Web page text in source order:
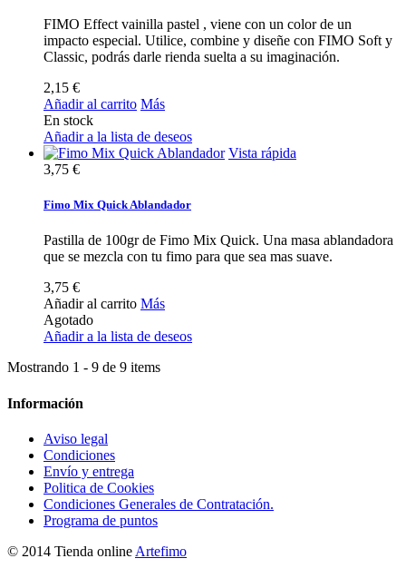
FIMO Effect vainilla pastel , viene con un color de un
impacto especial. Utilice, combine y diseñe con FIMO Soft y
Classic, podrás darle rienda suelta a su imaginación.
2,15 €
Añadir al carrito Más
En stock
Añadir a la lista de deseos
Vista rápida
3,75 €
Fimo Mix Quick Ablandador
Pastilla de 100gr de Fimo Mix Quick. Una masa ablandadora
que se mezcla con tu fimo para que sea mas suave.
3,75 €
Añadir al carrito Más
Agotado
Añadir a la lista de deseos
Mostrando 1 - 9 de 9 items
Información
Aviso legal
Condiciones
Envío y entrega
Politica de Cookies
Condiciones Generales de Contratación.
Programa de puntos
© 2014 Tienda online Artefimo